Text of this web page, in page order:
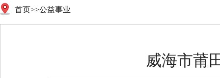
首页>>公益事业
威海市莆